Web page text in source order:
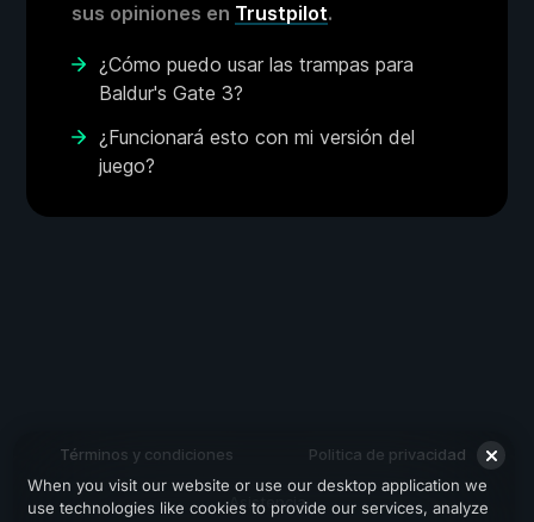
sus opiniones en Trustpilot.
¿Cómo puedo usar las trampas para
Baldur's Gate 3?
¿Funcionará esto con mi versión del
juego?
Términos y condiciones Politica de privacidad
Asistencia
When you visit our website or use our desktop application we
use technologies like cookies to provide our services, analyze